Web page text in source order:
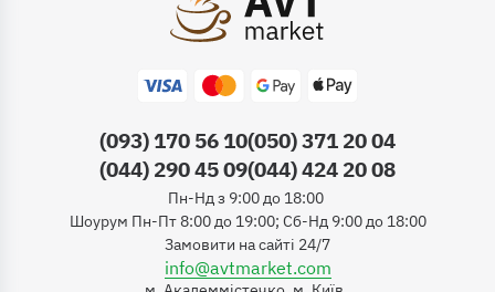
(093) 170 56 10(050) 371 20 04
(044) 290 45 09(044) 424 20 08
Пн-Нд з 9:00 до 18:00
Шоурум Пн-Пт 8:00 до 19:00; Сб-Нд 9:00 до 18:00
Замовити на сайті 24/7
info@avtmarket.com